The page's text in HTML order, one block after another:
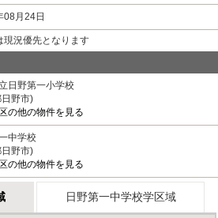
08月24日
況優先となります
日野第一小学校
野市)
の他の物件を見る
中学校
野市)
の他の物件を見る
日野第一中学校学区域